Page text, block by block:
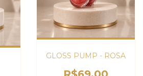
GLOSS PUMP - ROSA